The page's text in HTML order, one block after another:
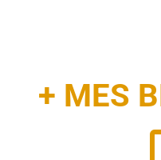
+ MES